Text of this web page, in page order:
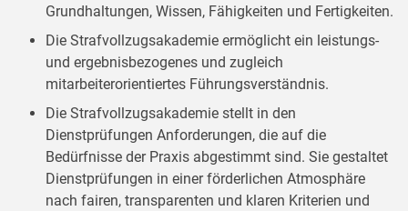
Grundhaltungen, Wissen, Fähigkeiten und Fertigkeiten.
Die Strafvollzugsakademie ermöglicht ein leistungs-
und ergebnisbezogenes und zugleich
mitarbeiterorientiertes Führungsverständnis.
Die Strafvollzugsakademie stellt in den
Dienstprüfungen Anforderungen, die auf die
Bedürfnisse der Praxis abgestimmt sind. Sie gestaltet
Dienstprüfungen in einer förderlichen Atmosphäre
nach fairen, transparenten und klaren Kriterien und